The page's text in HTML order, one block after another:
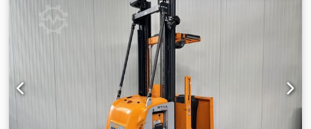
mm Výška zdvihu: 5800 mm Nosnost: 1000 kg Výška
plošiny: 5250 mm Výška vychystávání: 6850 mm Crjdpfxozq
Uhhs Am Ejf Inicializace: Ano Šířka kabiny: 1200 mm Rok:
2019 Motohodiny: 955 hodin Kapacita baterie: 24 v / 840 ah
Volitelné vybavení: - Triplex stožár - Plné volné zdvihání,
jako nové!